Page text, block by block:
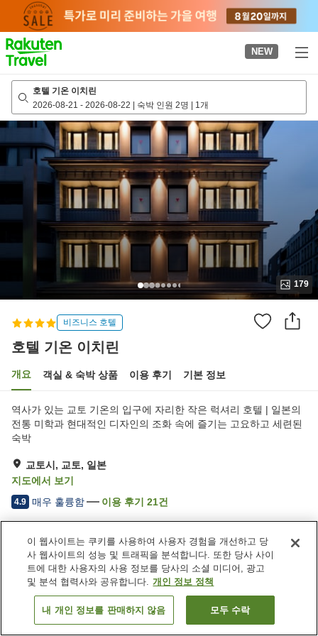
page
NEW
호텔 기온 이치린
2026-08-21 - 2026-08-22 | 숙박 인원 2명 | 1개
179
비즈니스 호텔
호텔 기온 이치린
개요 객실 & 숙박 상품 이용 후기 기본 정보
역사가 있는 교토 기온의 입구에 자리한 작은 럭셔리 호텔 | 일본의
전통 미학과 현대적인 디자인의 조화 속에 즐기는 고요하고 세련된
숙박
교토시, 교토, 일본
지도에서 보기
4.9 매우 훌륭함 이용 후기 21건
숙소 편의 시설/서비스
제트 욕조
암반욕
사우나
라운지
일본 교토 교토시 호텔 기온 이치린
객실 보기
이 웹사이트는 쿠키를 사용하여 사용자 경험을 개선하고 당
사 웹사이트의 성능 및 트래픽을 분석합니다. 또한 당사 사이
트에 대한 사용자의 사용 정보를 당사의 소셜 미디어, 광고
및 분석 협력사와 공유합니다. 개인 정보 정책
내 개인 정보를 판매하지 않음 모두 수락